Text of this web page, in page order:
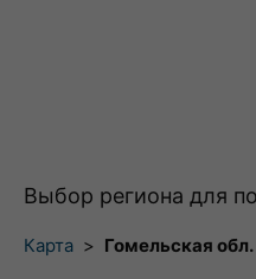
Выбор региона для
Карта > Гомельская обл.